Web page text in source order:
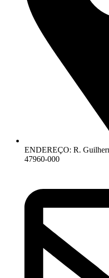
ENDEREÇO: R.
47960-000